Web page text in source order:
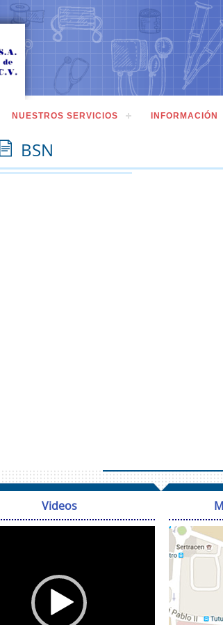
NUESTROS SERVICIOS INFORMACIÓN
BSN
Videos